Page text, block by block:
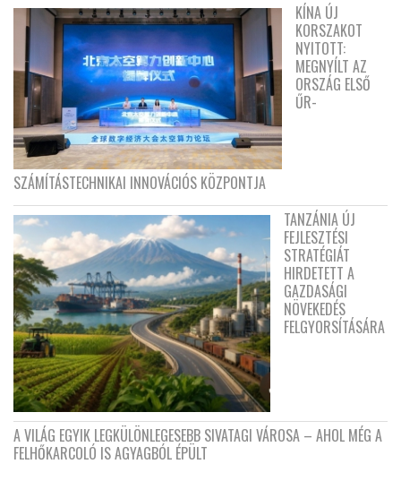
KÍNA ÚJ
KORSZAKOT
NYITOTT:
MEGNYÍLT AZ
ORSZÁG ELSŐ
ŰR-
SZÁMÍTÁSTECHNIKAI INNOVÁCIÓS KÖZPONTJA
TANZÁNIA ÚJ
FEJLESZTÉSI
STRATÉGIÁT
HIRDETETT A
GAZDASÁGI
NÖVEKEDÉS
FELGYORSÍTÁSÁRA
A VILÁG EGYIK LEGKÜLÖNLEGESEBB SIVATAGI VÁROSA – AHOL MÉG A
FELHŐKARCOLÓ IS AGYAGBÓL ÉPÜLT